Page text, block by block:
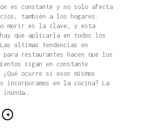
es constante y no solo afecta
también a los hogares.
o morir es la clave, y esta
que aplicarla en todos los
últimas tendencias en
para restaurantes hacen que los
sigan en constante
ocurre si esos mismos
incorporamos en la cocina? La
inunda…